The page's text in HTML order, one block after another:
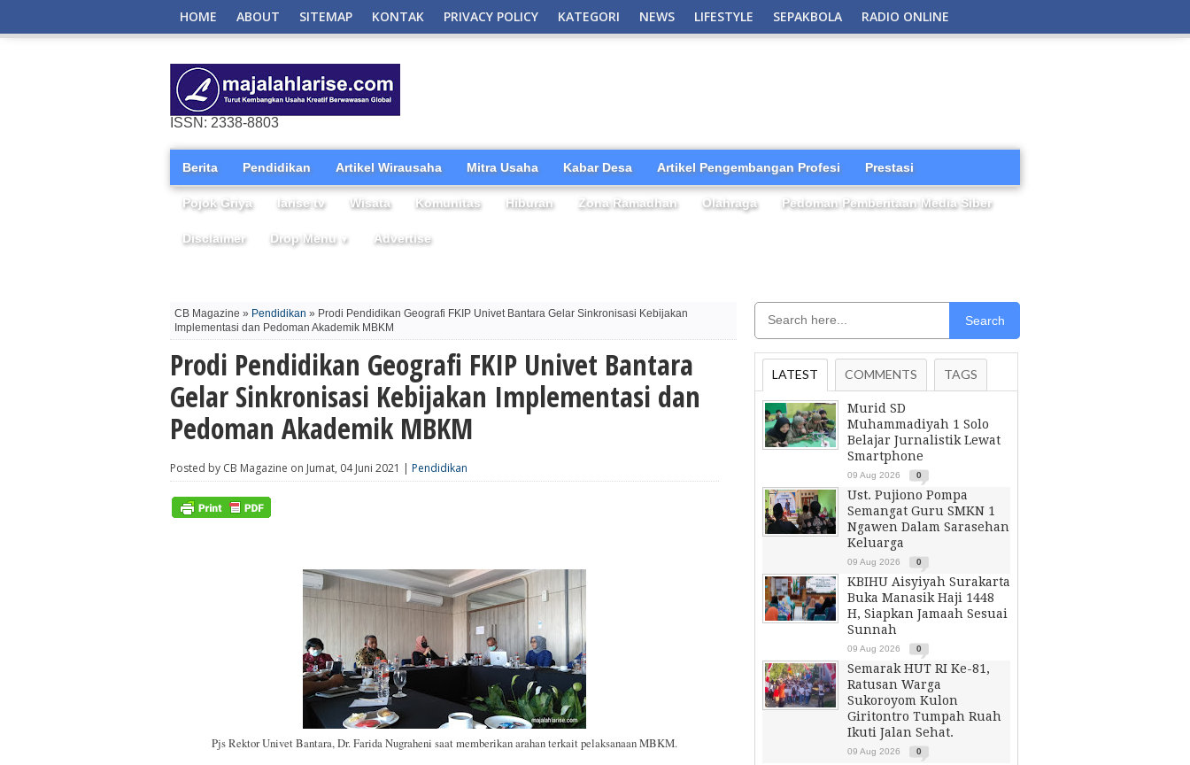
HOME ABOUT SITEMAP KONTAK PRIVACY POLICY KATEGORI NEWS LIFESTYLE SEPAKBOLA RADIO ONLINE
ISSN: 2338-8803
Berita Pendidikan Artikel Wirausaha Mitra Usaha Kabar Desa Artikel Pengembangan Profesi Prestasi
Pojok Griya larise tv Wisata Komunitas Hiburan Zona Ramadhan Olahraga Pedoman Pemberitaan Media Siber
Disclaimer Drop Menu ▼ Advertise
CB Magazine » Pendidikan » Prodi Pendidikan Geografi FKIP Univet Bantara Gelar Sinkronisasi Kebijakan
Implementasi dan Pedoman Akademik MBKM
Prodi Pendidikan Geografi FKIP Univet Bantara
Gelar Sinkronisasi Kebijakan Implementasi dan
Pedoman Akademik MBKM
Posted by CB Magazine on Jumat, 04 Juni 2021 | Pendidikan
Pjs Rektor Univet Bantara, Dr. Farida Nugraheni saat memberikan arahan terkait pelaksanaan MBKM.
Search
LATEST COMMENTS TAGS
Murid SD
Muhammadiyah 1 Solo
Belajar Jurnalistik Lewat
Smartphone
09 Aug 2026 0
Ust. Pujiono Pompa
Semangat Guru SMKN 1
Ngawen Dalam Sarasehan
Keluarga
09 Aug 2026 0
KBIHU Aisyiyah Surakarta
Buka Manasik Haji 1448
H, Siapkan Jamaah Sesuai
Sunnah
09 Aug 2026 0
Semarak HUT RI Ke-81,
Ratusan Warga
Sukoroyom Kulon
Giritontro Tumpah Ruah
Ikuti Jalan Sehat.
09 Aug 2026 0